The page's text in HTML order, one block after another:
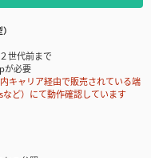
世代前まで
が必要
ャリア経由で販売されている端
など）にて動作確認しています